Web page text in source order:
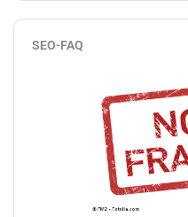
SEO-FAQ